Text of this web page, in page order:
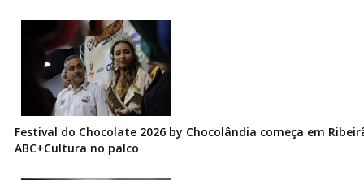
Festival do Chocolate 2026 by Chocolândia começa em
ABC+Cultura no palco